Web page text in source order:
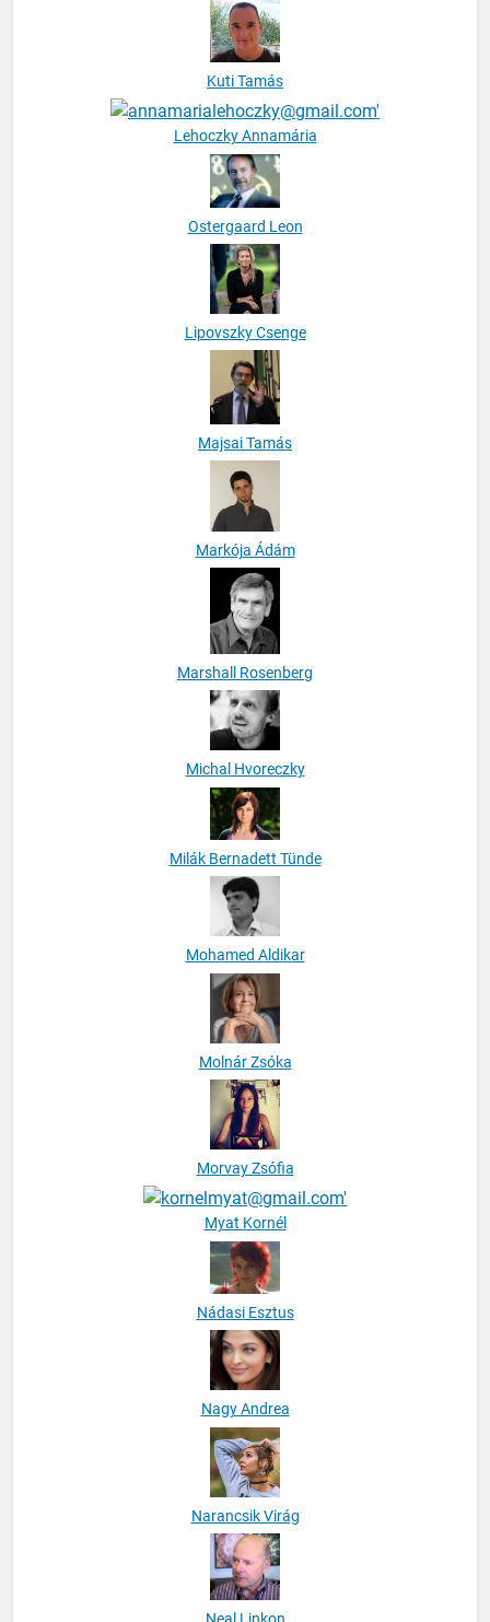
Kuti Tamás
Lehoczky Annamária
Ostergaard Leon
Lipovszky Csenge
Majsai Tamás
Markója Ádám
Marshall Rosenberg
Michal Hvoreczky
Milák Bernadett Tünde
Mohamed Aldikar
Molnár Zsóka
Morvay Zsófia
Myat Kornél
Nádasi Esztus
Nagy Andrea
Narancsik Virág